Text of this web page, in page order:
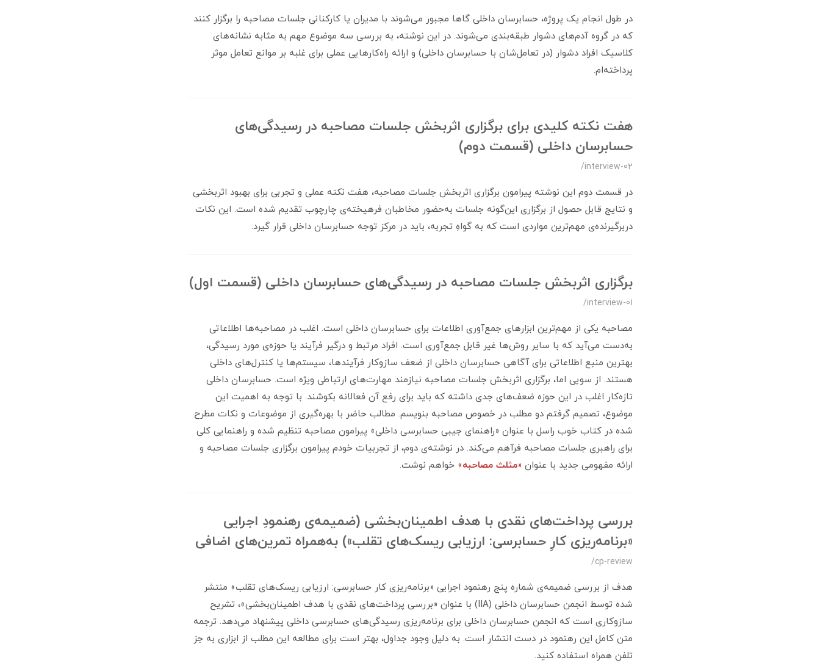
در طول انجام یک پروژه، حسابرسان داخلی گاها مجبور می‌شوند با مدیران یا کارکنانی جلسات مصاحبه را برگزار کنند
که در گروه آدم‌های دشوار طبقه‌بندی می‌شوند. در این نوشته، به بررسی سه موضوع مهم به مثابه نشانه‌های
کلاسیک افراد دشوار (در تعامل‌شان با حسابرسان داخلی) و ارائه راه‌کارهایی عملی برای غلبه بر موانع تعامل موثر
پرداخته‌ام.
هفت نکته کلیدی برای برگزاری اثربخش جلسات مصاحبه در رسیدگی‌های
حسابرسان داخلی (قسمت دوم)
/interview-02
در قسمت دوم این نوشته پیرامون برگزاری اثربخش جلسات مصاحبه، هفت نکته عملی و تجربی برای بهبود اثربخشی
و نتایج قابل حصول از برگزاری این‌گونه جلسات به‌حضور مخاطبان فرهیخته‌ی چارچوب تقدیم شده است. این نکات
دربرگیرنده‌ی مهم‌ترین مواردی است که به گواهِ تجربه، باید در مرکز توجه حسابرسان داخلی قرار گیرد.
برگزاری اثربخش جلسات مصاحبه در رسیدگی‌های حسابرسان داخلی (قسمت اول)
/interview-01
مصاحبه یکی از مهم‌ترین ابزارهای جمع‌آوری اطلاعات برای حسابرسان داخلی است. اغلب در مصاحبه‌ها اطلاعاتی
به‌دست می‌آید که با سایر روش‌ها غیر قابل جمع‌آوری است. افراد مرتبط و درگیر فرآیند یا حوزه‌ی مورد رسیدگی،
بهترین منبع اطلاعاتی برای آگاهی حسابرسان داخلی از ضعف سازوکار فرآیندها، سیستم‌ها یا کنترل‌های داخلی
هستند. از سویی اما، برگزاری اثربخش جلسات مصاحبه نیازمند مهارت‌های ارتباطی ویژه است. حسابرسان داخلی
تازه‌کار اغلب در این حوزه ضعف‌های جدی داشته که باید برای رفع آن فعالانه بکوشند. با توجه به اهمیت این
موضوع، تصمیم گرفتم دو مطلب در خصوص مصاحبه بنویسم. مطالب حاضر با بهره‌گیری از موضوعات و نکات مطرح
شده در کتاب خوب راسل با عنوان «راهنمای جیبی حسابرسی داخلی» پیرامون مصاحبه تنظیم شده و راهنمایی کلی
برای راهبری جلسات مصاحبه فرآهم می‌کند. در نوشته‌ی دوم، از تجربیات خودم پیرامون برگزاری جلسات مصاحبه و
ارائه مفهومی جدید با عنوان «مثلث مصاحبه» خواهم نوشت.
بررسی پرداخت‌های نقدی با هدف اطمینان‌بخشی (ضمیمه‌ی رهنمودِ اجرایی
«برنامه‌ریزی کارِ حسابرسی: ارزیابی ریسک‌های تقلب») به‌همراه تمرین‌های اضافی
/cp-review
هدف از بررسی ضمیمه‌ی شماره پنج رهنمود اجرایی «برنامه‌ریزی کار حسابرسی: ارزیابی ریسک‌های تقلب» منتشر
شده توسط انجمن حسابرسان داخلی (IIA) با عنوان «بررسی پرداخت‌های نقدی با هدف اطمینان‌بخشی»، تشریح
سازوکاری است که انجمن حسابرسان داخلی برای برنامه‌ریزی رسیدگی‌های حسابرسی داخلی پیشنهاد می‌دهد. ترجمه
متن کامل این رهنمود در دست انتشار است. به دلیل وجود جداول، بهتر است برای مطالعه این مطلب از ابزاری به جز
تلفن همراه استفاده کنید.